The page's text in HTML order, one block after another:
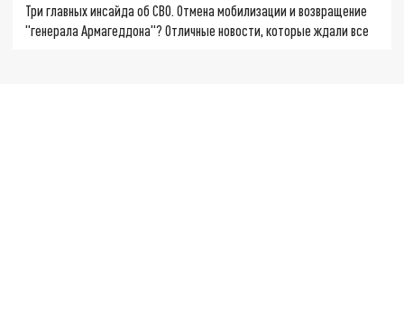
Три главных инсайда об СВО. Отмена мобилизации и возвращение
"генерала Армагеддона"? Отличные новости, которые ждали все